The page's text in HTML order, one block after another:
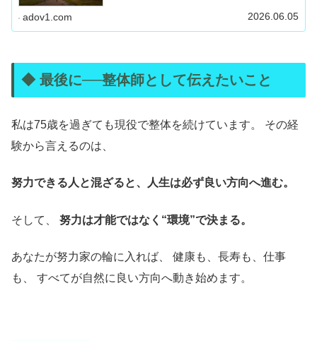
adov1.com 2026.06.05
◆ 最後に──整体師として伝えたいこと
私は75歳を過ぎても現役で整体を続けています。 その経
験から言えるのは、
努力できる人と混ざると、人生は必ず良い方向へ進む。
そして、努力は才能ではなく“環境”で決まる。
あなたが努力家の輪に入れば、 健康も、長寿も、仕事
も、 すべてが自然に良い方向へ動き始めます。